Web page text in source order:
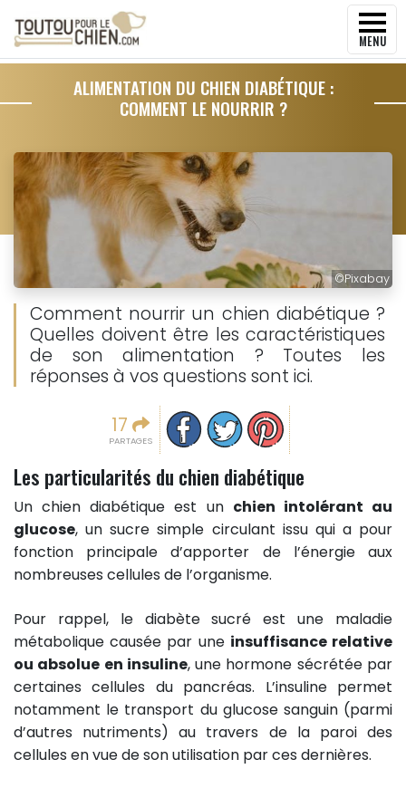
MENU
ALIMENTATION DU CHIEN DIABÉTIQUE :
COMMENT LE NOURRIR ?
©Pixabay
Comment nourrir un chien diabétique ?
Quelles doivent être les caractéristiques
de son alimentation ? Toutes les
réponses à vos questions sont ici.
17
PARTAGES
Partager sur facebook
Partager sur Twitter
Epingler sur Pinterest
Les particularités du chien diabétique
Un chien diabétique est un chien intolérant au
glucose, un sucre simple circulant issu qui a pour
fonction principale d’apporter de l’énergie aux
nombreuses cellules de l’organisme.
Pour rappel, le diabète sucré est une maladie
métabolique causée par une insuffisance relative
ou absolue en insuline, une hormone sécrétée par
certaines cellules du pancréas. L’insuline permet
notamment le transport du glucose sanguin (parmi
d’autres nutriments) au travers de la paroi des
cellules en vue de son utilisation par ces dernières.